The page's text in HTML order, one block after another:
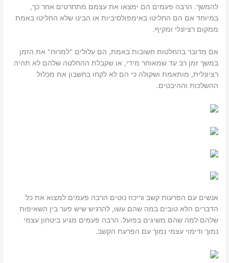
להמשך. הרבה פעמים הם ימצאו את עצמם מתחרטים אחר כך,
במיוחד אם הם החליטו באימפולסיביות או הבינו שלא החליטו באמת
ממקום רציונלי ומקיף.
אם מדובר בהחלטות חשובות באמת, הם עלולים "למרוח" את הזמן
במשך זמן רב עד שמאוחר מידי, או שקבלת ההחלטה שלהם לא תהיה
רציונלית, מותאמת ושקולה כי הם לא לקחו בחשבון את מכלול
ההשלכות וההיבטים.
אנשים עם הפרעות קשב וריכוז נוטים הרבה פעמים למצוא את כל
הדברים הלא טובים במה שהם עשו, להרגיש שיש פער בין השאיפות
שלהם למה שהם משיגים בפועל. הרבה פעמים מגיע ביטחון עצמי
נמוך ודימוי עצמי נמוך עם הפרעת הקשב.